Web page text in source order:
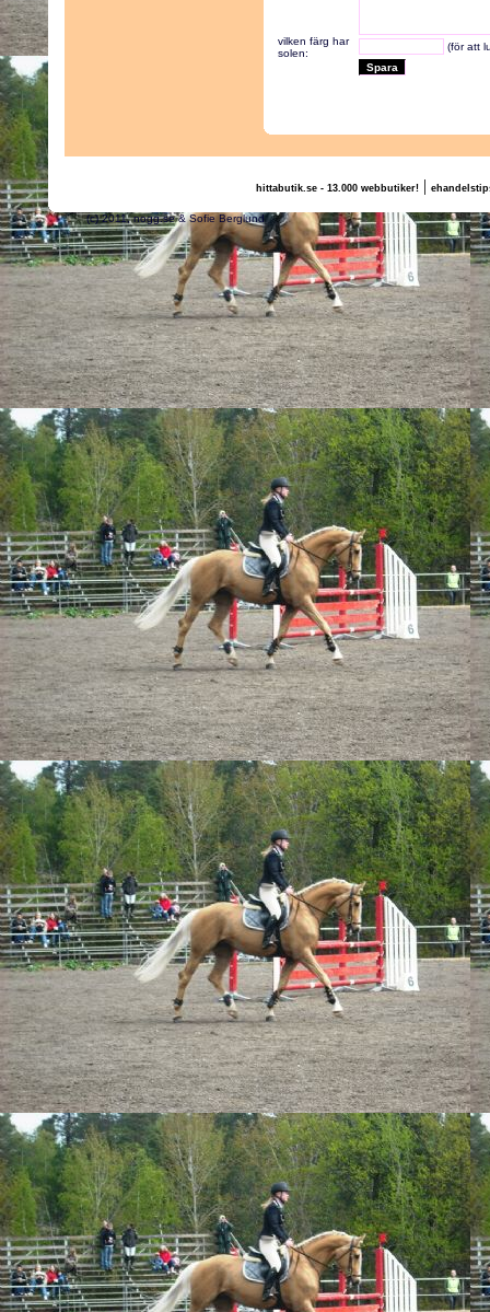
vilken färg har
solen:
(för att
hittabutik.se - 13.000 webbutiker!|
(c) 2011, nogg.se & Sofie Berglund